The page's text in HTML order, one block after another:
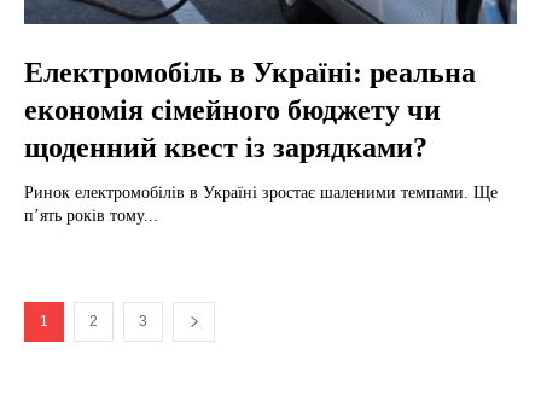
Електромобіль в Україні: реальна
економія сімейного бюджету чи
щоденний квест із зарядками?
Ринок електромобілів в Україні зростає шаленими темпами. Ще
п’ять років тому...
1 2 3